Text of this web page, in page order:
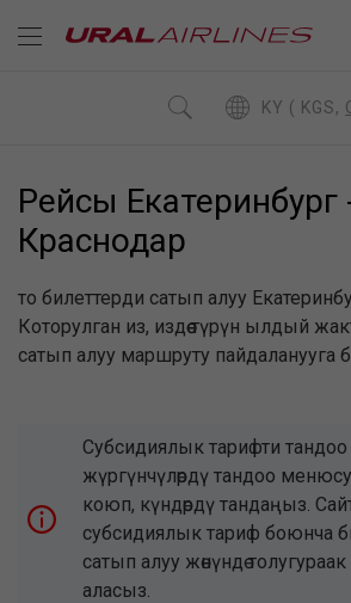
KY ( KGS,
Рейсы Екатеринбург
Краснодар
то билеттерди сатып алуу
Которулган из, издөө түрүн ылдый
сатып алуу маршруту пайдаланууга
Субсидиялык тарифти тандоо
жүргүнчүлөрдү тандоо
коюп, күндөрдү тандаңыз.
субсидиялык тариф боюнча
сатып алуу жөнүндө толугураак
аласыз.